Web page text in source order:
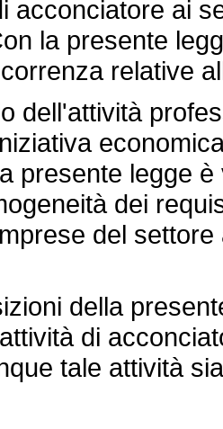
acconciatore ai
la presente
relative
presente legge
dei
del
della
di
tale attività